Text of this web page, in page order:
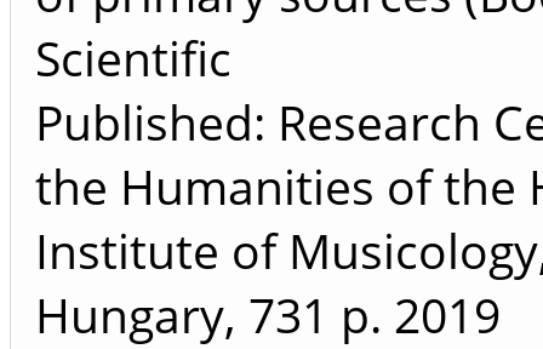
Scientific
Published: Research
the Humanities of the
Institute of
Hungary, 731 p. 2019